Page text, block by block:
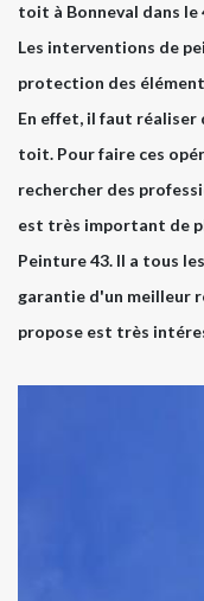
toit à Bonneval dans le
Les interventions de
protection des
En effet, il faut réaliser
toit. Pour faire ces
rechercher des
est très important de
Peinture 43. Il a tous
garantie d'un meilleur
propose est très